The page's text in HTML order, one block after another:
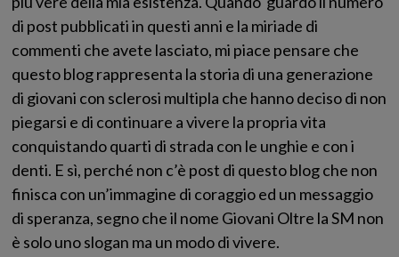
di post pubblicati in questi anni e la miriade di
commenti che avete lasciato, mi piace pensare che
questo blog rappresenta la storia di una generazione
di giovani con sclerosi multipla che hanno deciso di non
piegarsi e di continuare a vivere la propria vita
conquistando quarti di strada con le unghie e con i
denti. E sì, perché non c’è post di questo blog che non
finisca con un’immagine di coraggio ed un messaggio
di speranza, segno che il nome Giovani Oltre la SM non
è solo uno slogan ma un modo di vivere.